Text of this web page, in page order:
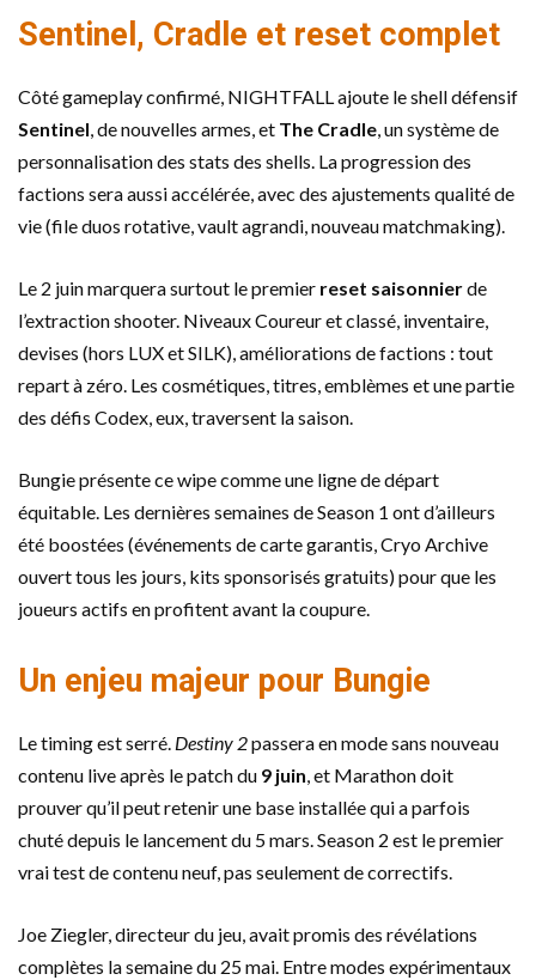
Sentinel, Cradle et reset complet
Côté gameplay confirmé, NIGHTFALL ajoute le shell défensif
Sentinel, de nouvelles armes, et The Cradle, un système de
personnalisation des stats des shells. La progression des
factions sera aussi accélérée, avec des ajustements qualité de
vie (file duos rotative, vault agrandi, nouveau matchmaking).
Le 2 juin marquera surtout le premier reset saisonnierde
l’extraction shooter. Niveaux Coureur et classé, inventaire,
devises (hors LUX et SILK), améliorations de factions : tout
repart à zéro. Les cosmétiques, titres, emblèmes et une partie
des défis Codex, eux, traversent la saison.
Bungie présente ce wipe comme une ligne de départ
équitable. Les dernières semaines de Season 1 ont d’ailleurs
été boostées (événements de carte garantis, Cryo Archive
ouvert tous les jours, kits sponsorisés gratuits) pour que les
joueurs actifs en profitent avant la coupure.
Un enjeu majeur pour Bungie
Le timing est serré. Destiny 2passera en mode sans nouveau
contenu live après le patch du 9 juin, et Marathon doit
prouver qu’il peut retenir une base installée qui a parfois
chuté depuis le lancement du 5 mars. Season 2 est le premier
vrai test de contenu neuf, pas seulement de correctifs.
Joe Ziegler, directeur du jeu, avait promis des révélations
complètes la semaine du 25 mai. Entre modes expérimentaux